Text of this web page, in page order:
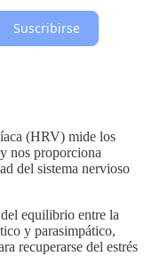
Suscribirse
(HRV) mide los
nos proporciona
del sistema nervioso
equilibrio entre la
y parasimpático,
recuperarse del estrés